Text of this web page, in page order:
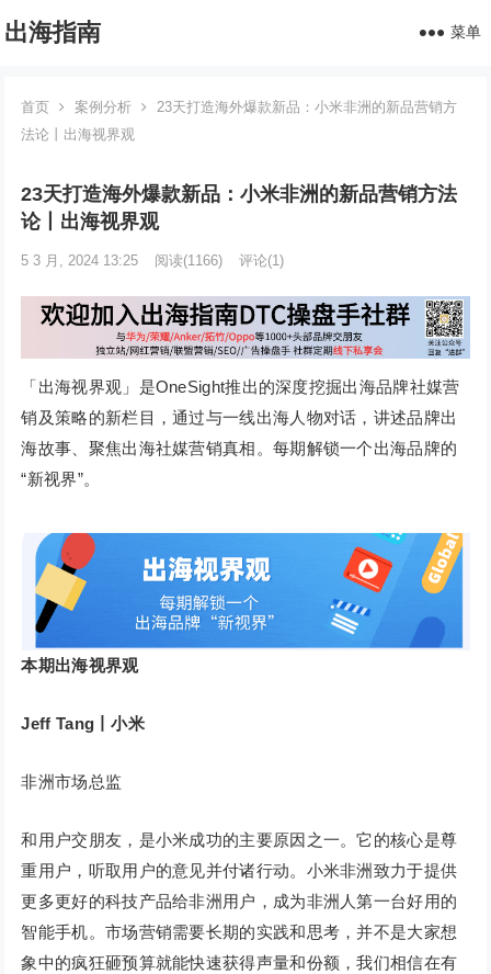
出海指南 菜单
首页 案例分析
23天打造海外爆款新品：小米非洲的新品营销方
法论丨出海视界观
23天打造海外爆款新品：小米非洲的新品营销方法
论丨出海视界观
5 3 月, 2024 13:25 阅读(1166) 评论(1)
「出海视界观」是OneSight推出的深度挖掘出海品牌社媒营
销及策略的新栏目，通过与一线出海人物对话，讲述品牌出
海故事、聚焦出海社媒营销真相。每期解锁一个出海品牌的
“新视界”。
本期出海视界观
Jeff Tang丨小米
非洲市场总监
和用户交朋友，是小米成功的主要原因之一。它的核心是尊
重用户，听取用户的意见并付诸行动。小米非洲致力于提供
更多更好的科技产品给非洲用户，成为非洲人第一台好用的
智能手机。市场营销需要长期的实践和思考，并不是大家想
象中的疯狂砸预算就能快速获得声量和份额，我们相信在有